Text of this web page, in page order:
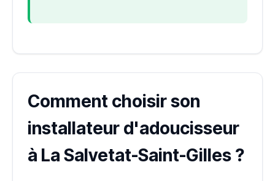
Comment choisir son
installateur d'adoucisseur
à La Salvetat-Saint-Gilles ?